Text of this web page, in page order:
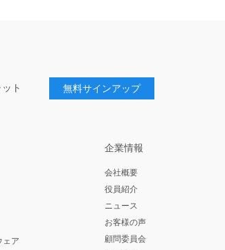
ト 無料サインアップ
ェア
企業情報
会社概要
役員紹介
ニュース
お客様の声
顧問委員会